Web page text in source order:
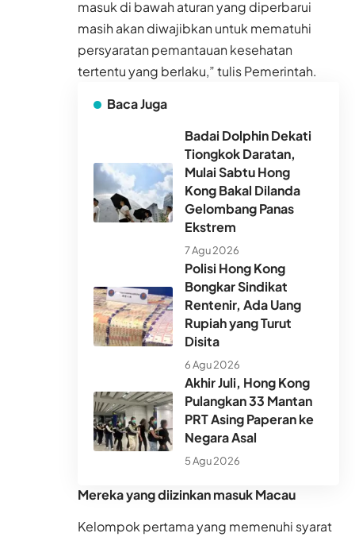
masuk di bawah aturan yang diperbarui
masih akan diwajibkan untuk mematuhi
persyaratan pemantauan kesehatan
tertentu yang berlaku,” tulis Pemerintah.
Baca Juga
Badai Dolphin Dekati
Tiongkok Daratan,
Mulai Sabtu Hong
Kong Bakal Dilanda
Gelombang Panas
Ekstrem
7 Agu 2026
Polisi Hong Kong
Bongkar Sindikat
Rentenir, Ada Uang
Rupiah yang Turut
Disita
6 Agu 2026
Akhir Juli, Hong Kong
Pulangkan 33 Mantan
PRT Asing Paperan ke
Negara Asal
5 Agu 2026
Mereka yang diizinkan masuk Macau
Kelompok pertama yang memenuhi syarat